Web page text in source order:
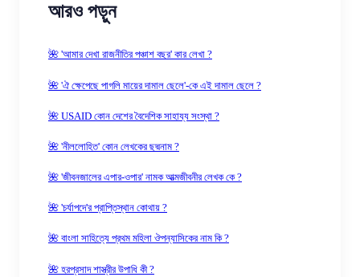
আরও পড়ুন
🌺 'আমার দেখা রাজনীতির পঞ্চাশ বছর' কার লেখা ?
🌺 'ঐ ক্ষেপেছে পাগলি মায়ের দামাল ছেলে'-কে এই দামাল ছেলে ?
🌺 USAID কোন দেশের বৈদেশিক সাহায্য সংস্থা ?
🌺 'নীললোহিত' কোন লেখকের ছদ্মনাম ?
🌺 'জীবনজালের এপার-ওপার' নামক আত্মজীবনীর লেখক কে ?
🌺 'চর্যাপদে'র প্রাপ্তিস্থান কোথায় ?
🌺 বাংলা সাহিত্যে প্রথম মহিলা ঔপন্যাসিকের নাম কি ?
🌺 হরপ্রসাদ শাস্ত্রীর উপাধি কী ?